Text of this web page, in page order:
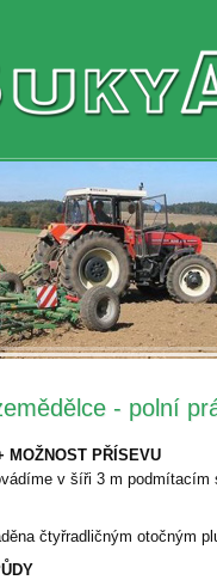
- polní
MOŽNOST PŘÍSEVU
v šíři 3 m
čtyřradličným otočným